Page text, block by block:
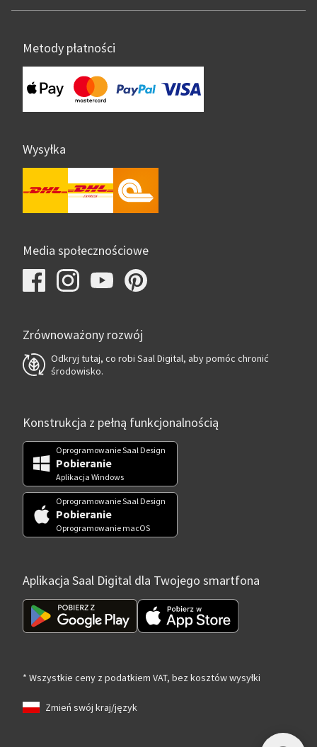
Metody płatności
Wysyłka
Media społecznościowe
Zrównoważony rozwój
Odkryj tutaj, co robi Saal Digital, aby pomóc chronić
środowisko.
Konstrukcja z pełną funkcjonalnością
Oprogramowanie Saal Design
Pobieranie
Aplikacja Windows
Oprogramowanie Saal Design
Pobieranie
Oprogramowanie macOS
Aplikacja Saal Digital dla Twojego smartfona
* Wszystkie ceny z podatkiem VAT, bez kosztów wysyłki
Zmień swój kraj/język